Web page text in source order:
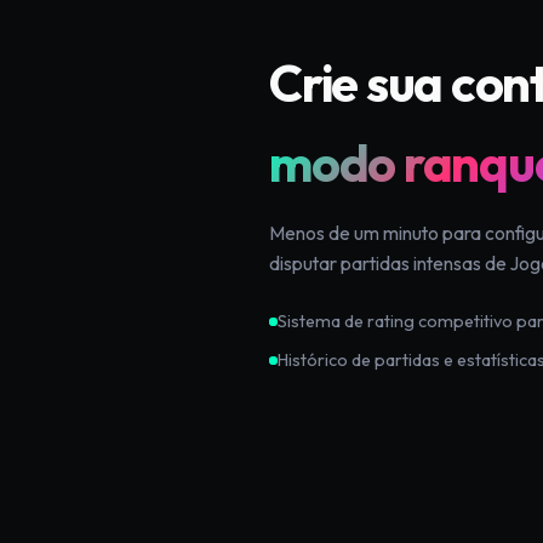
Crie sua
modo
Menos de um minuto para
disputar partidas intensas de
Sistema de rating competitivo
Histórico de partidas e